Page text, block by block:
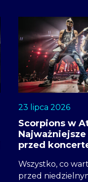
23 lipca 2026
Scorpions w
przed
Wszystko, co
przed